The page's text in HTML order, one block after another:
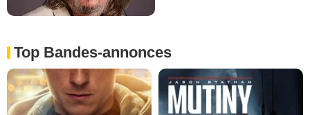
Top Bandes-annonces